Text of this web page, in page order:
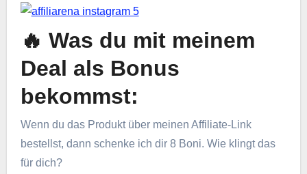
🔥 Was du mit meinem
Deal als Bonus
bekommst:
Wenn du das Produkt über meinen Affiliate-Link
bestellst, dann schenke ich dir 8 Boni. Wie klingt das
für dich?